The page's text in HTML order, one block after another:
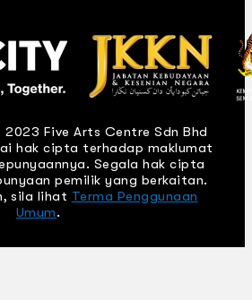
Five Arts Centre Sdn Bhd
hak cipta terhadap maklumat
Segala hak cipta
pemilik yang berkaitan.
sila lihat Terma Penggunaan
Umum.